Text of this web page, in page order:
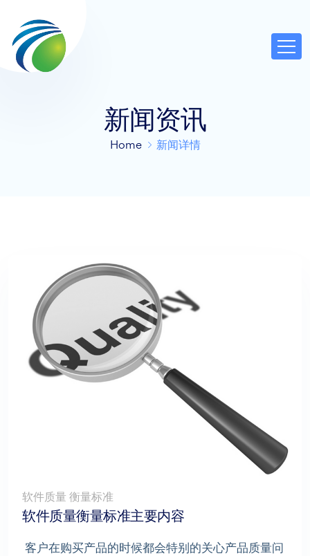
新闻资讯
Home 新闻详情
软件质量 衡量标准
软件质量衡量标准主要内容
客户在购买产品的时候都会特别的关心产品质量问